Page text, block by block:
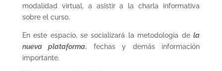
modalidad virtual, a asistir a la charla informativa
sobre el curso.
En este espacio, se socializará la metodología dela
nueva plataforma, fechas y demás información
importante.